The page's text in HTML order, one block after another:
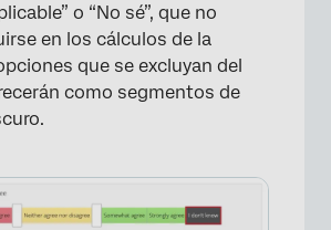
o “No sé”, que no
en los cálculos de la
que se excluyan del
como segmentos de